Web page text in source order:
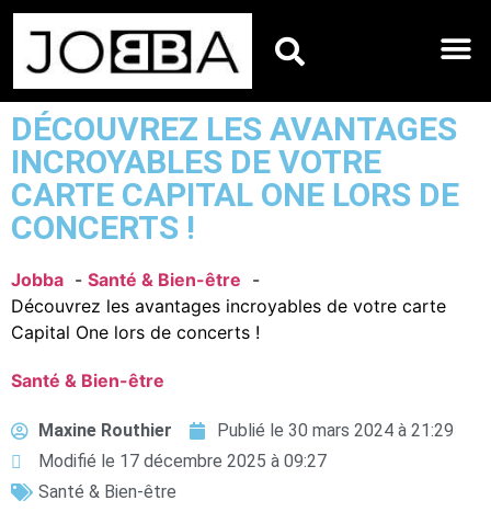
DÉCOUVREZ LES AVANTAGES
INCROYABLES DE VOTRE
CARTE CAPITAL ONE LORS DE
CONCERTS !
Jobba
Santé & Bien-être
Découvrez les avantages incroyables de votre carte
Capital One lors de concerts !
Santé & Bien-être
Maxine Routhier Publié le 30 mars 2024 à 21:29
Modifié le 17 décembre 2025 à 09:27
Santé & Bien-être